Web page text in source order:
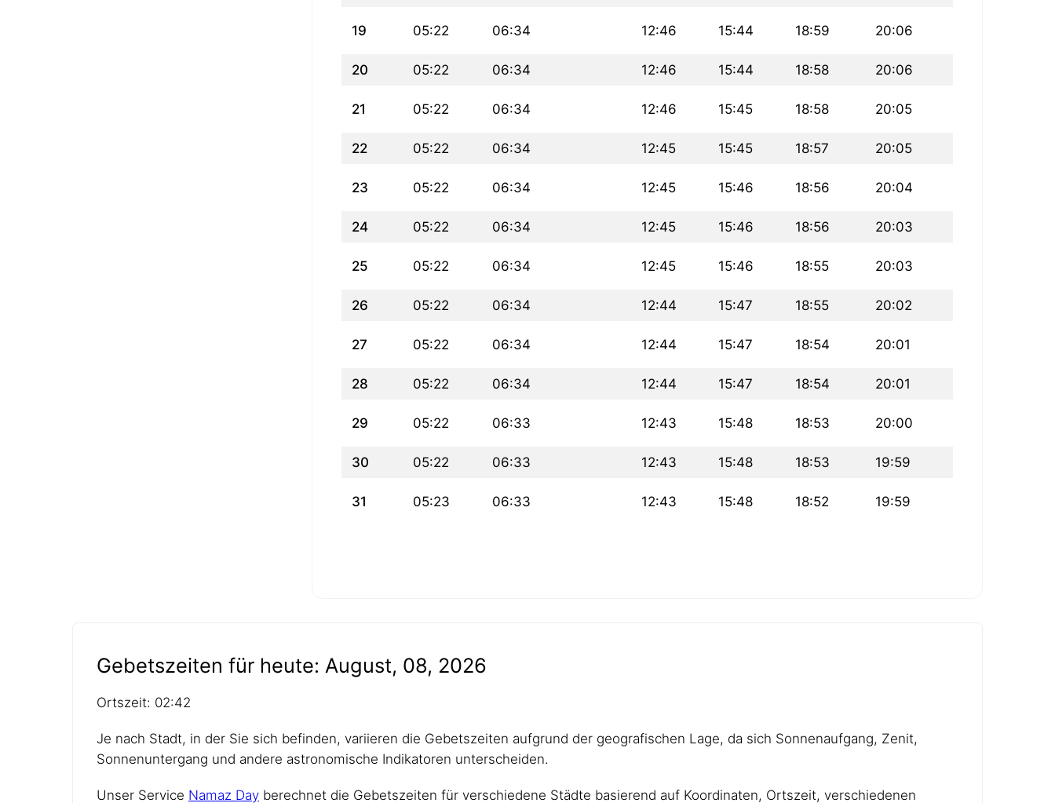
19 05:22 06:34 12:46 15:44 18:59 20:06
20 05:22 06:34 12:46 15:44 18:58 20:06
21 05:22 06:34 12:46 15:45 18:58 20:05
22 05:22 06:34 12:45 15:45 18:57 20:05
23 05:22 06:34 12:45 15:46 18:56 20:04
24 05:22 06:34 12:45 15:46 18:56 20:03
25 05:22 06:34 12:45 15:46 18:55 20:03
26 05:22 06:34 12:44 15:47 18:55 20:02
27 05:22 06:34 12:44 15:47 18:54 20:01
28 05:22 06:34 12:44 15:47 18:54 20:01
29 05:22 06:33 12:43 15:48 18:53 20:00
30 05:22 06:33 12:43 15:48 18:53 19:59
31 05:23 06:33 12:43 15:48 18:52 19:59
Gebetszeiten für heute: August, 08, 2026
Ortszeit: 02:42
Je nach Stadt, in der Sie sich befinden, variieren die Gebetszeiten aufgrund der geografischen Lage, da sich Sonnenaufgang, Zenit,
Sonnenuntergang und andere astronomische Indikatoren unterscheiden.
Unser Service Namaz Day berechnet die Gebetszeiten für verschiedene Städte basierend auf Koordinaten, Ortszeit, verschiedenen